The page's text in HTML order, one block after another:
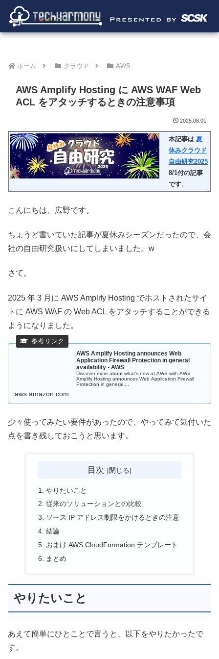
ホーム クラウド AWS
AWS Amplify Hosting に AWS WAF Web
ACL をアタッチするときの注意事項
2025.08.01
本記事は夏
休みクラウド
自由研究2025
8/1付の記事
です。
こんにちは、広野です。
ちょうど書いていた記事が夏休みシーズンだったので、会
社の自由研究扱いにしてしまいました。w
さて。
2025 年 3 月に AWS Amplify Hosting でホストされたサイ
トに AWS WAF の Web ACL をアタッチすることができる
ようになりました。
AWS Amplify Hosting announces Web
Application Firewall Protection in general
availability - AWS
Discover more about what's new at AWS with AWS
Amplify Hosting announces Web Application Firewall
Protection in general ...
aws.amazon.com
少々使ってみたい要件があったので、やってみて気付いた
点を書き残しておこうと思います。
目次
やりたいこと
従来のソリューションとの比較
ソース IP アドレス制限をかけるときの注意
結論
おまけ AWS CloudFormation テンプレート
まとめ
やりたいこと
あえて簡単にひとことで言うと、以下をやりたかったで
す。